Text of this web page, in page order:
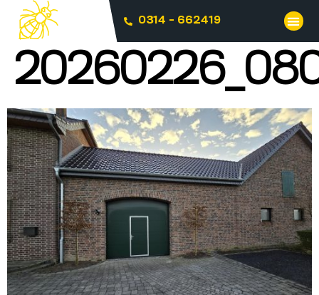
0314 - 662419